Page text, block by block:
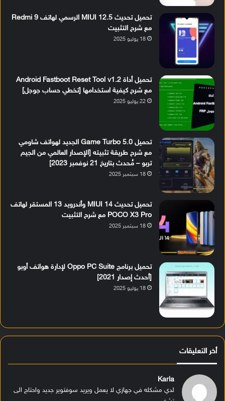
تحميل تحديث MIUI 12.5 الرسمي لهاتف Redmi 9
مع شرح التثبيت
18 يوليو 2025
تحميل أداة Android Fastboot Reset Tool v1.2
مع شرح كيفية استخدامها [تخطي حساب جوجل]
22 يوليو 2025
تحميل Game Turbo 5.0 الجديد لهواتف شاومي
مع شرح طريقة تثبيته [الإصدار العالمي من الجيم
تربو – مُحدث بتاريخ 21 نوفمبر 2023]
18 سبتمبر 2025
تحميل تحديث MIUI 14 وأندرويد 13 المستقر لهاتف
POCO X3 Pro مع شرح التثبيت
18 سبتمبر 2025
تحميل برنامج Oppo PC Suite لإدارة هواتف أوبو
[أحدث إصدار 2021]
18 يوليو 2025
أخر التعليقات
Karla
لدي مشكله في جهازي لا يعمل ويريد سوفتوير جديد واحتاج الى